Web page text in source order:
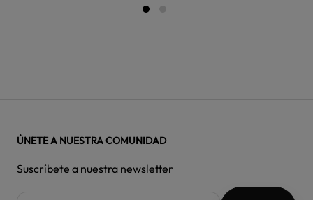
ÚNETE A NUESTRA COMUNIDAD
Suscríbete a nuestra newsletter